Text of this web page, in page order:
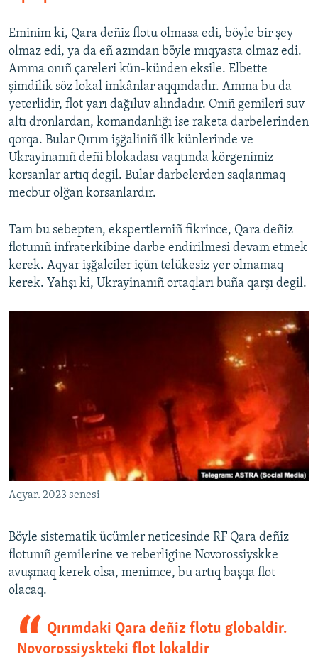
Eminim ki, Qara deñiz flotu olmasa edi, böyle bir şey
olmaz edi, ya da eñ azından böyle mıqyasta olmaz edi.
Amma onıñ çareleri kün-künden eksile. Elbette
şimdilik söz lokal imkânlar aqqındadır. Amma bu da
yeterlidir, flot yarı dağıluv alındadır. Onıñ gemileri suv
altı dronlardan, komandanlığı ise raketa darbelerinden
qorqa. Bular Qırım işğaliniñ ilk künlerinde ve
Ukrayinanıñ deñi blokadası vaqtında körgenimiz
korsanlar artıq degil. Bular darbelerden saqlanmaq
mecbur olğan korsanlardır.
Tam bu sebepten, ekspertlerniñ fikrince, Qara deñiz
flotunıñ infraterkibine darbe endirilmesi devam etmek
kerek. Aqyar işğalciler içün telükesiz yer olmamaq
kerek. Yahşı ki, Ukrayinanıñ ortaqları buña qarşı degil.
Aqyar. 2023 senesi
Böyle sistematik ücümler neticesinde RF Qara deñiz
flotunıñ gemilerine ve reberligine Novorossiyskke
avuşmaq kerek olsa, menimce, bu artıq başqa flot
olacaq.
Qırımdaki Qara deñiz flotu globaldir.
Novorossiyskteki flot lokaldir